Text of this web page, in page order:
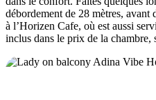
débordement de 28 mètres,
à l’Horizen Cafe, où est aussi
inclus dans le prix de la chambre,